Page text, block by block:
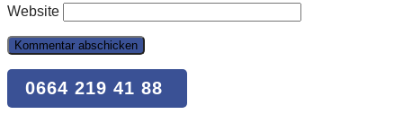
Website
0664 219 41 88